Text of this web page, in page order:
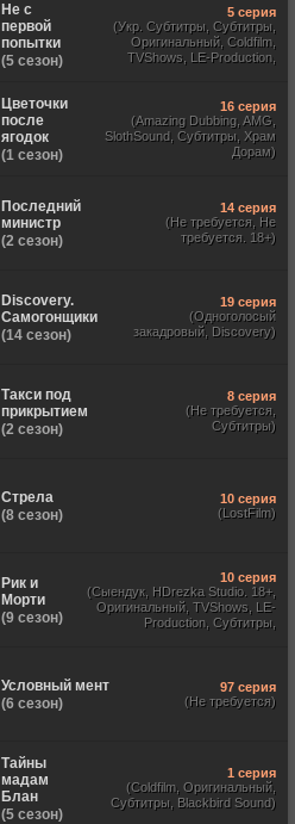
Не с
первой
попытки
(5 сезон)
5 серия
(Укр. Субтитры, Субтитры,
Оригинальный, Coldfilm,
TVShows, LE-Production,
Цветочки
после
ягодок
(1 сезон)
16 серия
(Amazing Dubbing, AMG,
SlothSound, Субтитры, Храм
Дорам)
Последний
министр
(2 сезон)
14 серия
(Не требуется, Не
требуется. 18+)
Discovery.
Самогонщики
(14 сезон)
19 серия
(Одноголосый
закадровый, Discovery)
Такси под
прикрытием
(2 сезон)
8 серия
(Не требуется,
Субтитры)
Стрела
(8 сезон)
10 серия
(LostFilm)
Рик и
Морти
(9 сезон)
10 серия
(Сыендук, HDrezka Studio. 18+,
Оригинальный, TVShows, LE-
Production, Субтитры,
Условный мент
(6 сезон)
97 серия
(Не требуется)
Тайны
мадам
Блан
(5 сезон)
1 серия
(Coldfilm, Оригинальный,
Субтитры, Blackbird Sound)